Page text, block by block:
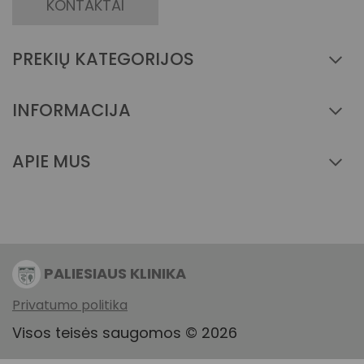
džiovinti žemoje temperatūroje, lyginti žema
Languotas linas
Skalbti 40° C atskirai, nebalinti, džiovinti žemoje
galima valyti sausuoju būdu
temperatūra, galima valyti sausuoju būdu
Paltų velvetas, tvilas
Valyti tik sausuoju būdu
KONTAKTAI
PREKIŲ KATEGORIJOS
INFORMACIJA
APIE MUS
PALIESIAUS KLINIKA
Privatumo politika
Visos teisės saugomos © 2026